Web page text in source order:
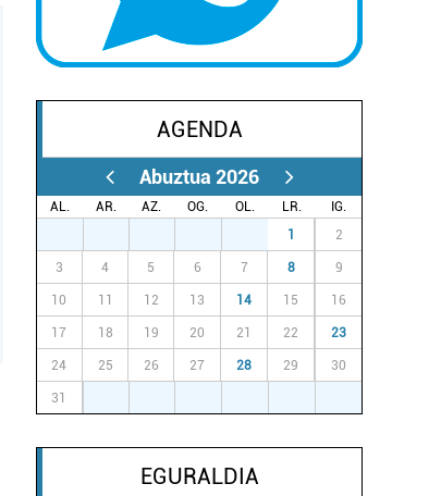
AGENDA
Abuztua 2026
AL. AR. AZ. OG. OL. LR.
IG.
1 2
3 4 5 6 7 8 9
10 11 12 13 14 15 16
17 18 19 20 21 22 23
24 25 26 27 28 29 30
31
EGURALDIA